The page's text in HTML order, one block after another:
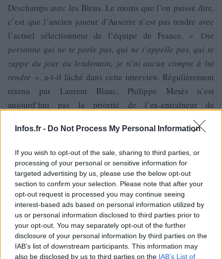
Infos.fr - Do Not Process My Personal Information
If you wish to opt-out of the sale, sharing to third parties, or
processing of your personal or sensitive information for
targeted advertising by us, please use the below opt-out
section to confirm your selection. Please note that after your
opt-out request is processed you may continue seeing
interest-based ads based on personal information utilized by
us or personal information disclosed to third parties prior to
your opt-out. You may separately opt-out of the further
disclosure of your personal information by third parties on the
IAB’s list of downstream participants. This information may
also be disclosed by us to third parties on the IAB’s List of
Deschamps avec les Bleus. Le moins que l’on puisse dire,
c’est que l’ancien joueur d’Auxerre n’est pas tendre avec
l’actuel sélectionneur de l’équipe de France. « Une
personne qui ne te parle pas, qui ne t’appelle pas, qui te
zappe du jour au lendemain, je n’ai aucun compte à lui
rendre », a-t-il lâché dans cette interview. Régulièrement
retenu par Laurent Blanc, Philippe Mexès n’est
aujourd’hui pas la priorité de l’ex-entraîneur de
agacé quant à l’image que les gens ont de lui, notamment
en ce qui concerne son hygiène de vie.«On va dire que je
suis un gros porc, que je suis gras, que je ne fais que
manger, que je n’avance plus. Il suffit, en plus, que je fasse
un mauvais match et on va dire que je ne sers plus à rien.
Puis tu ressors un gros match contre le Brésil, ou autre, et
là on va dire que tu es le meilleur défenseur du monde, que
tu dois devenir capitaine (…) C’est la mentalité française.